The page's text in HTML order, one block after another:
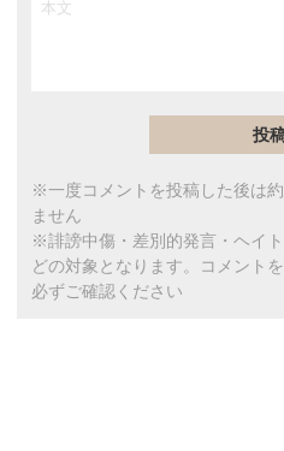
※一度コメントを投稿した後は
ません
※誹謗中傷・差別的発言・ヘイ
どの対象となります。コメント
必ずご確認ください